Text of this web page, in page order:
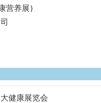
营养展}
健康展览会